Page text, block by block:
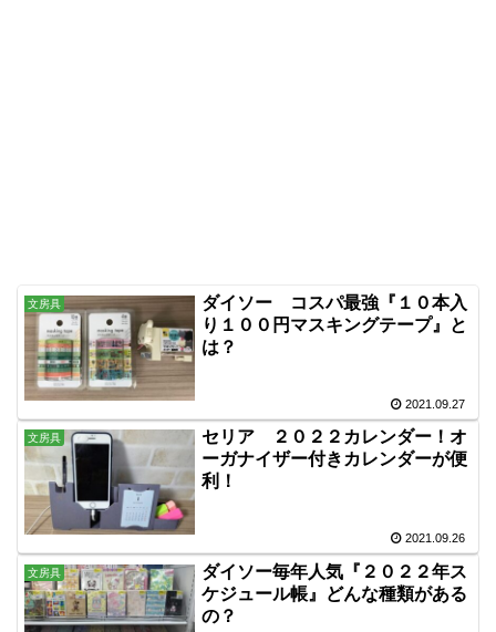
文房具
ダイソー コスパ最強『１０本入
り１００円マスキングテープ』と
は？
2021.09.27
文房具
セリア ２０２２カレンダー！オ
ーガナイザー付きカレンダーが便
利！
2021.09.26
文房具
ダイソー毎年人気『２０２２年ス
ケジュール帳』どんな種類がある
の？